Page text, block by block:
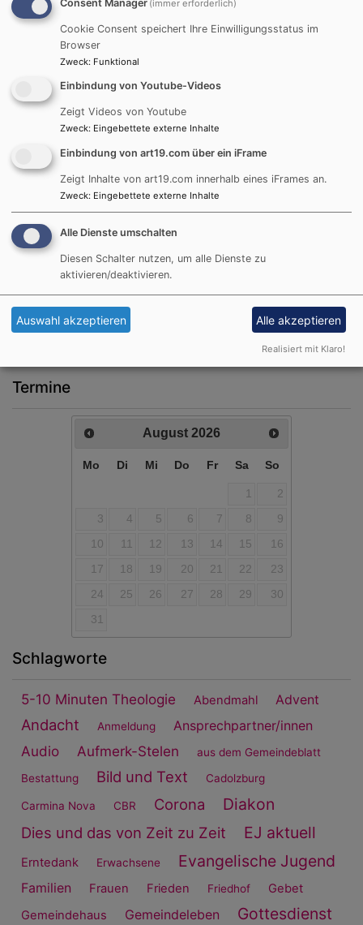
Gottesdienst
Podcast "kurz & gut"
Ja (einmalig)
Datenschutzeinstellungen verwalten
Termine
August 2026
Mo Di Mi Do Fr Sa So
1
2
3
4 5 6 7 8
9
10
11 12 13 14 15
16
17
18 19 20 21 22
23
24
25 26 27 28 29
30
31
Schlagworte
5-10 Minuten Theologie Abendmahl Advent
Andacht Anmeldung Ansprechpartner/innen
Audio Aufmerk-Stelen
aus dem Gemeindeblatt
Bestattung
Bild und Text Cadolzburg
Carmina Nova CBR Corona Diakon
Dies und das von Zeit zu Zeit EJ aktuell
Erntedank Erwachsene Evangelische Jugend
Familien Frauen Frieden Friedhof
Gebet
Gemeindehaus
Gemeindeleben Gottesdienst
Consent Manager (immer erforderlich)
Cookie Consent speichert Ihre Einwilligungsstatus im
Browser
Zweck: Funktional
Einbindung von Youtube-Videos
Zeigt Videos von Youtube
Zweck: Eingebettete externe Inhalte
Einbindung von art19.com über ein iFrame
Zeigt Inhalte von art19.com innerhalb eines iFrames an.
Zweck: Eingebettete externe Inhalte
Alle Dienste umschalten
Diesen Schalter nutzen, um alle Dienste zu
aktivieren/deaktivieren.
Auswahl akzeptieren Alle akzeptieren
Realisiert mit Klaro!